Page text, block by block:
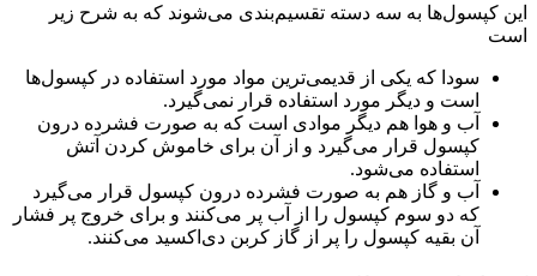
این کپسول‌ها به سه دسته تقسیم‌بندی می‌شوند که به شرح زیر
است
سودا که یکی از قدیمی‌ترین مواد مورد استفاده در کپسول‌ها
است و دیگر مورد استفاده قرار نمی‌گیرد.
آب و هوا هم دیگر موادی است که به صورت فشرده درون
کپسول قرار می‌گیرد و از آن برای خاموش کردن آتش
استفاده می‌شود.
آب و گاز هم به صورت فشرده درون کپسول قرار می‌گیرد
که دو سوم کپسول را از آب پر می‌کنند و برای خروج پر فشار
آن بقیه کپسول را پر از گاز کربن دی‌اکسید می‌کنند.